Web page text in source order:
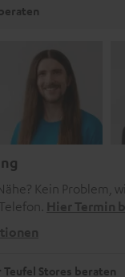
Kein Problem,
Hier Termin
Teufel Stores beraten